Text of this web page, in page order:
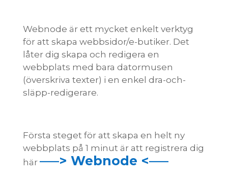
Webnode är ett mycket enkelt verktyg
för att skapa webbsidor/e-butiker. Det
låter dig skapa och redigera en
webbplats med bara datormusen
(överskriva texter) i en enkel dra-och-
släpp-redigerare.
Första steget för att skapa en helt ny
webbplats på 1 minut är att registrera dig
här —–> Webnode <—–